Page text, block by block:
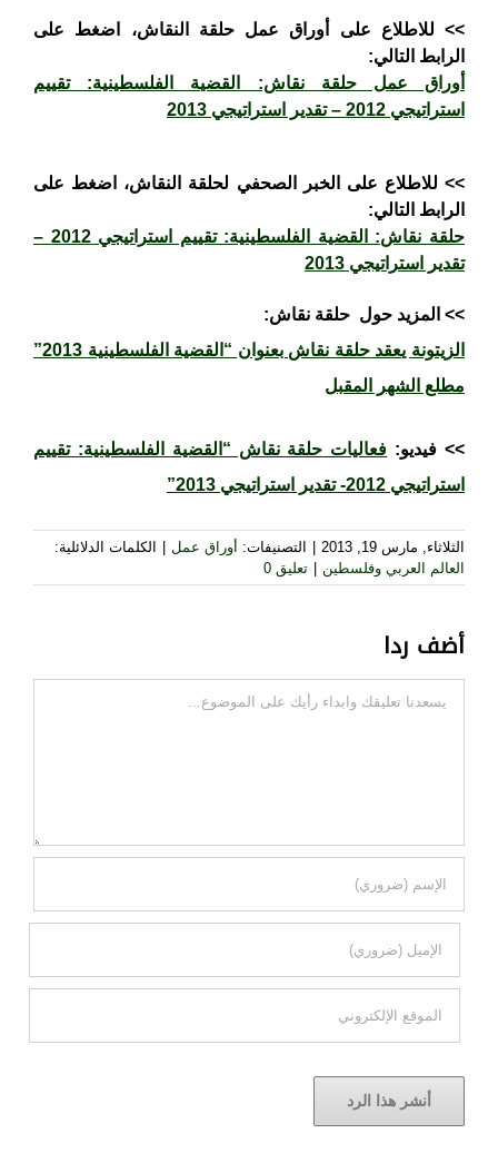
>> للاطلاع على أوراق عمل حلقة النقاش، اضغط على
الرابط التالي:
أوراق عمل حلقة نقاش: القضية الفلسطينية: تقييم
استراتيجي 2012 – تقدير استراتيجي 2013
>> للاطلاع على الخبر الصحفي لحلقة النقاش، اضغط على
الرابط التالي:
حلقة نقاش: القضية الفلسطينية: تقييم استراتيجي 2012 –
تقدير استراتيجي 2013
>> المزيد حول حلقة نقاش:
الزيتونة يعقد حلقة نقاش بعنوان “القضية الفلسطينية 2013”
مطلع الشهر المقبل
>> فيديو: فعاليات حلقة نقاش “القضية الفلسطينية: تقييم
استراتيجي 2012- تقدير استراتيجي 2013”
الثلاثاء, مارس 19, 2013 التصنيفات: أوراق عمل
الكلمات الدلائلية:
العالم العربي وفلسطين
تعليق 0
أضف ردا
تعليقات